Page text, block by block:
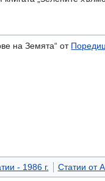
на Земята“ от
- 1986 г. Статии от